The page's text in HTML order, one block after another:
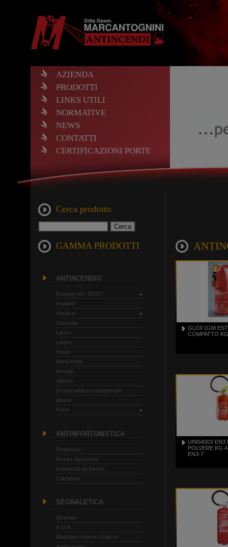
AZIENDA
PRODOTTI
LINKS UTILI
NORMATIVE
NEWS
CONTATTI
CERTIFICAZIONI PORTE
Cerca prodotto
GAMMA PRODOTTI
ANTINCENDIO
Estintori M.I. EN3/7
Impianti
Nautica
Cassette
Lance
Lastre
Naspi
Manichette
Armadi
Allarmi
Gruppi attacco autopompe
Idranti
Porte
ANTINFORTUNISTICA
Protezioni
Pronto Soccorso
Indumenti da lavoro
Calzature
SEGNALETICA
Stradale
A.D.R.
Modulare Interno Esterno
GLOF1GM
COMPATTO
UNI04003-EN3
POLVERE KG
EN3-7